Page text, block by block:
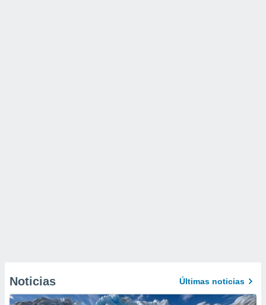
Noticias Últimas noticias